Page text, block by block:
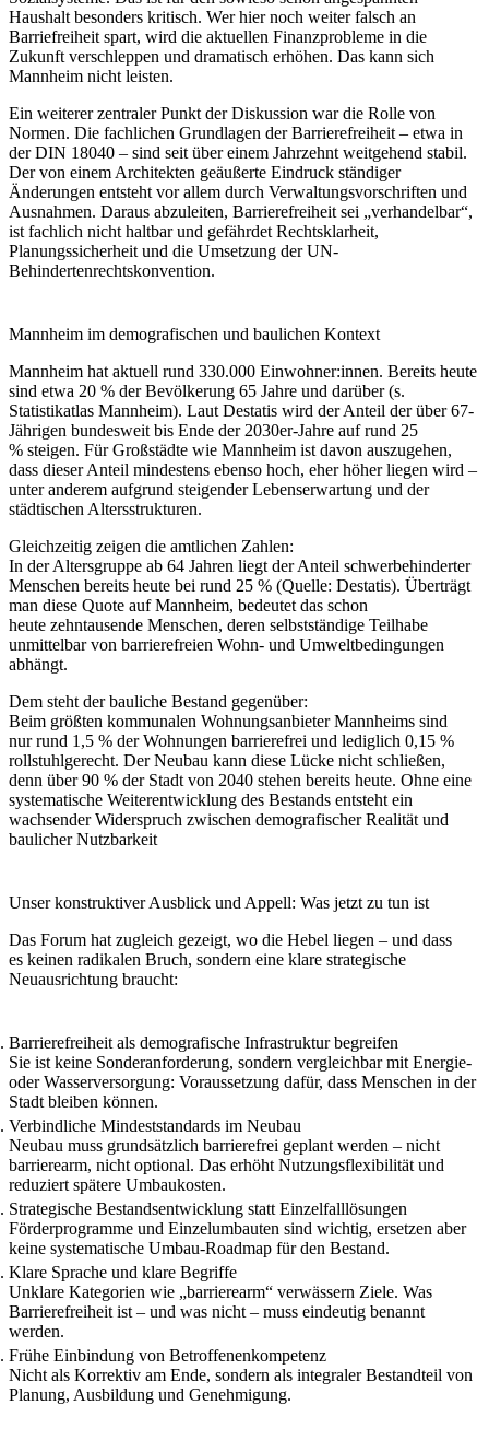
Haushalt besonders kritisch. Wer hier noch weiter falsch an
Barriefreiheit spart, wird die aktuellen Finanzprobleme in die
Zukunft verschleppen und dramatisch erhöhen. Das kann sich
Mannheim nicht leisten.
Ein weiterer zentraler Punkt der Diskussion war die Rolle von
Normen. Die fachlichen Grundlagen der Barrierefreiheit – etwa in
der DIN 18040 – sind seit über einem Jahrzehnt weitgehend stabil.
Der von einem Architekten geäußerte Eindruck ständiger
Änderungen entsteht vor allem durch Verwaltungsvorschriften und
Ausnahmen. Daraus abzuleiten, Barrierefreiheit sei „verhandelbar“,
ist fachlich nicht haltbar und gefährdet Rechtsklarheit,
Planungssicherheit und die Umsetzung der UN-
Behindertenrechtskonvention.
Mannheim im demografischen und baulichen Kontext
Mannheim hat aktuell rund 330.000 Einwohner:innen. Bereits heute
sind etwa 20 % der Bevölkerung 65 Jahre und darüber(s.
Statistikatlas Mannheim). Laut Destatis wird der Anteil der über 67-
Jährigen bundesweit bis Ende der 2030er-Jahre auf rund 25
% steigen. Für Großstädte wie Mannheim ist davon auszugehen,
dass dieser Anteil mindestens ebenso hoch, eher höherliegen wird –
unter anderem aufgrund steigender Lebenserwartung und der
städtischen Altersstrukturen.
Gleichzeitig zeigen die amtlichen Zahlen:
In der Altersgruppe ab 64 Jahren liegt der Anteil schwerbehinderter
Menschen bereits heute bei rund 25 % (Quelle: Destatis). Überträgt
man diese Quote auf Mannheim, bedeutet das schon
heute zehntausende Menschen, deren selbstständige Teilhabe
unmittelbar von barrierefreien Wohn- und Umweltbedingungen
abhängt.
Dem steht der bauliche Bestand gegenüber:
Beim größten kommunalen Wohnungsanbieter Mannheims sind
nurrund 1,5 % der Wohnungen barrierefrei und lediglich 0,15 %
rollstuhlgerecht. Der Neubau kann diese Lücke nicht schließen,
denn über 90 % der Stadt von 2040 stehen bereits heute. Ohne eine
systematische Weiterentwicklung des Bestands entsteht ein
wachsender Widerspruch zwischen demografischer Realität und
baulicher Nutzbarkeit
Unser konstruktiver Ausblick und Appell: Was jetzt zu tun ist
Das Forum hat zugleich gezeigt, wo die Hebel liegen – und dass
es keinen radikalen Bruch, sondern eine klare strategische
Neuausrichtung braucht:
Barrierefreiheit als demografische Infrastruktur begreifen
Sie ist keine Sonderanforderung, sondern vergleichbar mit Energie-
oder Wasserversorgung: Voraussetzung dafür, dass Menschen in der
Stadt bleiben können.
Verbindliche Mindeststandards im Neubau
Neubau muss grundsätzlich barrierefrei geplant werden – nicht
barrierearm, nicht optional. Das erhöht Nutzungsflexibilität und
reduziert spätere Umbaukosten.
Strategische Bestandsentwicklung statt Einzelfalllösungen
Förderprogramme und Einzelumbauten sind wichtig, ersetzen aber
keine systematische Umbau-Roadmap für den Bestand.
Klare Sprache und klare Begriffe
Unklare Kategorien wie „barrierearm“ verwässern Ziele. Was
Barrierefreiheit ist – und was nicht – muss eindeutig benannt
werden.
Frühe Einbindung von Betroffenenkompetenz
Nicht als Korrektiv am Ende, sondern als integraler Bestandteil von
Planung, Ausbildung und Genehmigung.